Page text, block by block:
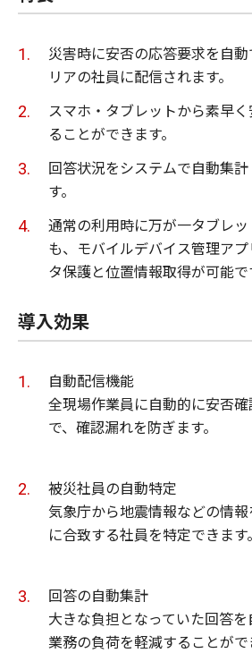
災害時に安否の応答要求を自
リアの社員に配信されます。
スマホ・タブレットから素早
ることができます。
回答状況をシステムで自動集
す。
通常の利用時に万が一タブレ
も、モバイルデバイス管理ア
タ保護と位置情報取得が可能で
導入効果
自動配信機能
全現場作業員に自動的に安否
で、確認漏れを防ぎます。
被災社員の自動特定
気象庁から地震情報などの情
に合致する社員を特定できます。
回答の自動集計
大きな負担となっていた回答
業務の負荷を軽減することがで